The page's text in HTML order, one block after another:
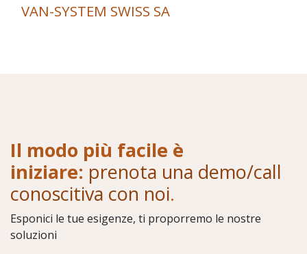
VAN-SYSTEM SWISS SA
Il modo più facile è
iniziare: prenota una demo/call
conoscitiva con noi.
Esponici le tue esigenze, ti proporremo le nostre
soluzioni